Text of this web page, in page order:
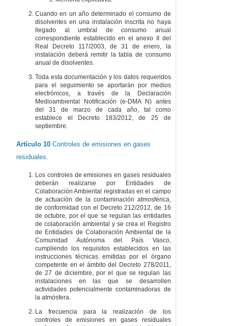
Cuando en un año determinado el consumo de
disolventes en una instalación inscrita no haya
llegado al umbral de consumo anual
correspondiente establecido en el anexo II del
Real Decreto 117/2003, de 31 de enero, la
instalación deberá remitir la tabla de consumo
anual de disolventes.
Toda esta documentación y los datos requeridos
para el seguimiento se aportarán por medios
electrónicos, a través de la Declaración
Medioambiental Notificación (e-DMA N) antes
del 31 de marzo de cada año, tal como
establece el Decreto 183/2012, de 25 de
septiembre.
Artículo 10 Controles de emisiones en gases
residuales.
Los controles de emisiones en gases residuales
deberán realizarse por Entidades de
Colaboración Ambiental registradas en el campo
de actuación de la contaminación atmosférica,
de conformidad con el Decreto 212/2012, de 16
de octubre, por el que se regulan las entidades
de colaboración ambiental y se crea el Registro
de Entidades de Colaboración Ambiental de la
Comunidad Autónoma del País Vasco,
cumpliendo los requisitos establecidos en las
instrucciones técnicas emitidas por el órgano
competente en el ámbito del Decreto 278/2011,
de 27 de diciembre, por el que se regulan las
instalaciones en las que se desarrollen
actividades potencialmente contaminadoras de
la atmósfera.
La frecuencia para la realización de los
controles de emisiones en gases residuales